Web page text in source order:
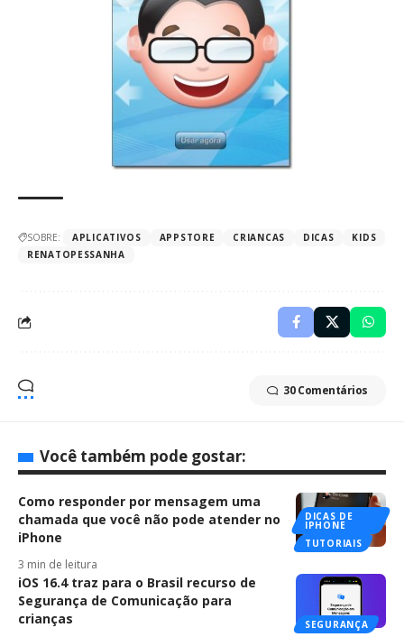
SOBRE: APLICATIVOS APPSTORE CRIANCAS DICAS
KIDS
RENATOPESSANHA
30 Comentários
Você também pode gostar:
DICAS DE
IPHONE
TUTORIAIS
Como responder por mensagem uma
chamada que você não pode atender no
iPhone
3 min de leitura
SEGURANÇA
iOS 16.4 traz para o Brasil recurso de
Segurança de Comunicação para
crianças